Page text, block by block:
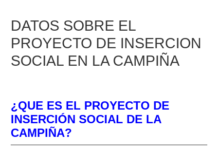
DATOS SOBRE EL
PROYECTO DE INSERCION
SOCIAL EN LA CAMPIÑA
¿QUE ES EL PROYECTO DE
INSERCIÓN SOCIAL DE LA
CAMPIÑA?